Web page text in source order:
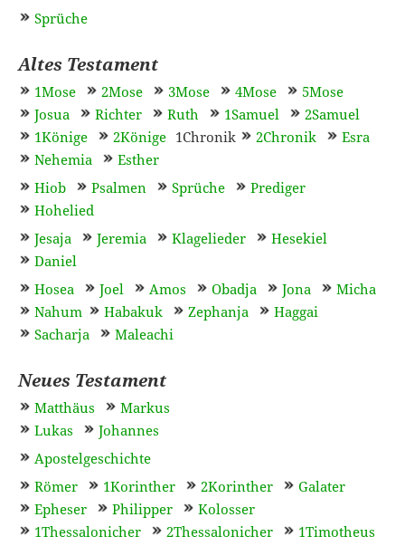
Sprüche
Altes Testament
1Mose 2Mose 3Mose 4Mose
5Mose
Josua
Richter Ruth 1Samuel
2Samuel
1Könige
2Könige 1Chronik 2Chronik
Esra
Nehemia
Esther
Hiob
Psalmen Sprüche
Prediger
Hohelied
Jesaja
Jeremia Klagelieder
Hesekiel
Daniel
Hosea
Joel Amos Obadja Jona
Micha
Nahum
Habakuk Zephanja
Haggai
Sacharja
Maleachi
Neues Testament
Matthäus
Markus
Lukas
Johannes
Apostelgeschichte
Römer
1Korinther 2Korinther
Galater
Epheser
Philipper
Kolosser
1Thessalonicher
2Thessalonicher
1Timotheus